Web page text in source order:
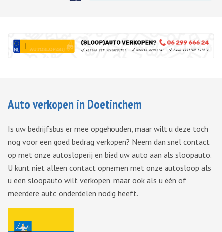
Auto verkopen in Doetinchem
Is uw bedrijfsbus er mee opgehouden, maar wilt u deze toch
nog voor een goed bedrag verkopen? Neem dan snel contact
op met onze autosloperij en bied uw auto aan als sloopauto.
U kunt niet alleen contact opnemen met onze autosloop als
u een sloopauto wilt verkopen, maar ook als u één of
meerdere auto onderdelen nodig heeft.